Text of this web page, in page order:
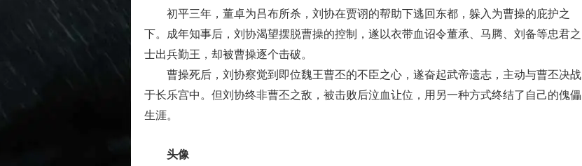
初平三年，董卓为吕布所杀，刘协在贾诩的帮助下逃回东都，躲入为曹操的庇护之
下。成年知事后，刘协渴望摆脱曹操的控制，遂以衣带血诏令董承、马腾、刘备等忠君之
士出兵勤王，却被曹操逐个击破。
曹操死后，刘协察觉到即位魏王曹丕的不臣之心，遂奋起武帝遗志，主动与曹丕决战
于长乐宫中。但刘协终非曹丕之敌，被击败后泣血让位，用另一种方式终结了自己的傀儡
生涯。
头像